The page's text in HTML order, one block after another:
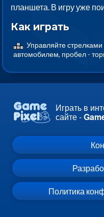
планшета. В игру уже
Как играть
Управляйте
автомобилем, пробел -
Играть в
сайте -
Политика